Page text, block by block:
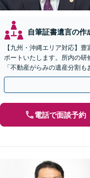
自筆証書遺言の作
【九州・沖縄エリア対応】
ポートいたします。所内の
「不動産がらみの遺産分割
策をおこないましょう【夜間
電話で面談予約